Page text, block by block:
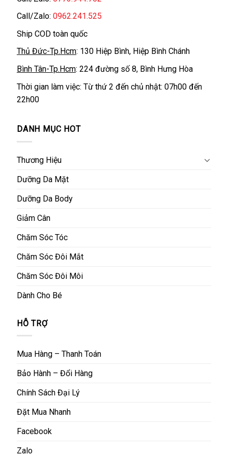
Call/Zalo: 0962.241.525
Ship COD toàn quốc
Thủ Đức-Tp.Hcm: 130 Hiệp Bình, Hiệp Bình Chánh
Bình Tân-Tp.Hcm: 224 đường số 8, Bình Hưng Hòa
Thời gian làm việc: Từ thứ 2 đến chủ nhật: 07h00 đến
22h00
DANH MỤC HOT
Thương Hiệu
Dưỡng Da Mặt
Dưỡng Da Body
Giảm Cân
Chăm Sóc Tóc
Chăm Sóc Đôi Mắt
Chăm Sóc Đôi Môi
Dành Cho Bé
HỖ TRỢ
Mua Hàng – Thanh Toán
Bảo Hành – Đổi Hàng
Chính Sách Đại Lý
Đặt Mua Nhanh
Facebook
Zalo